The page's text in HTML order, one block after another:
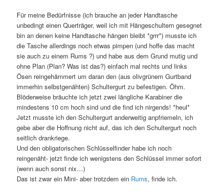
Für meine Bedürfnisse (ich brauche an jeder Handtasche
unbedingt einen Querträger, weil ich mit Hängeschultern gesegnet
bin an denen keine Handtasche hängen bleibt *grrr*) musste ich
die Tasche allerdings noch etwas pimpen (und hoffe das macht
sie auch zu einem Rums ?) und habe aus dem Grund mutig und
ohne Plan (Plan? Was ist das?) einfach mal rechts und links
Ösen reingehämmert um daran den (aus olivgrünem Gurtband
immerhin selbstgenähten) Schultergurt zu befestigen. Öhm.
Blöderweise bräuchte ich jetzt zwei längliche Karabiner die
mindestens 10 cm hoch sind und die find ich nirgends! *heul*
Jetzt musste ich den Schultergurt anderweitig anpfriemeln, ich
gebe aber die Hoffnung nicht auf, das ich den Schultergurt noch
seitlich drankriege.
Und den obligatorischen Schlüsselfinder habe ich noch
reingenäht- jetzt finde ich wenigstens den Schlüssel immer sofort
(wenn auch sonst nix…)
Das ist zwar ein Mini- aber trotzdem ein Rums, finde ich.